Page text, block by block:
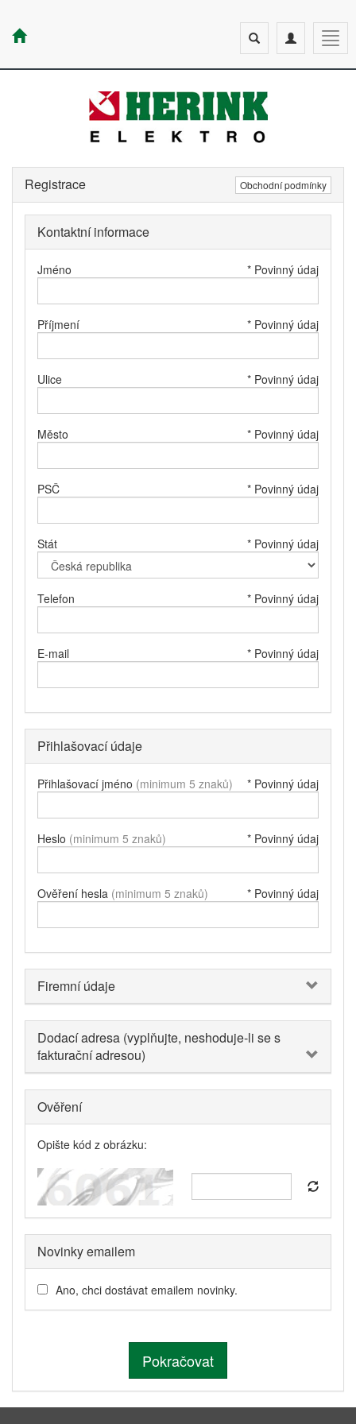
Toggle
navigation
Toggle
search
Registrace Obchodní podmínky
Kontaktní informace
Jméno * Povinný údaj
Příjmení * Povinný údaj
Ulice * Povinný údaj
Město * Povinný údaj
PSČ * Povinný údaj
Stát * Povinný údaj
Telefon * Povinný údaj
E-mail * Povinný údaj
Přihlašovací údaje
Přihlašovací jméno (minimum 5 znaků) * Povinný údaj
Heslo (minimum 5 znaků) * Povinný údaj
Ověření hesla (minimum 5 znaků) * Povinný údaj
Firemní údaje
Dodací adresa (vyplňujte, neshoduje-li se s
fakturační adresou)
Ověření
Opište kód z obrázku:
Novinky emailem
Ano, chci dostávat emailem novinky.
Pokračovat